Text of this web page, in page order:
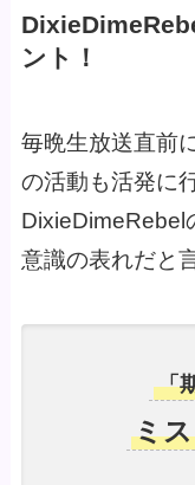
ント！
毎晩生放送直前
の活動も活発に
DixieDimeRebel
意識の表れだと
「
ミ